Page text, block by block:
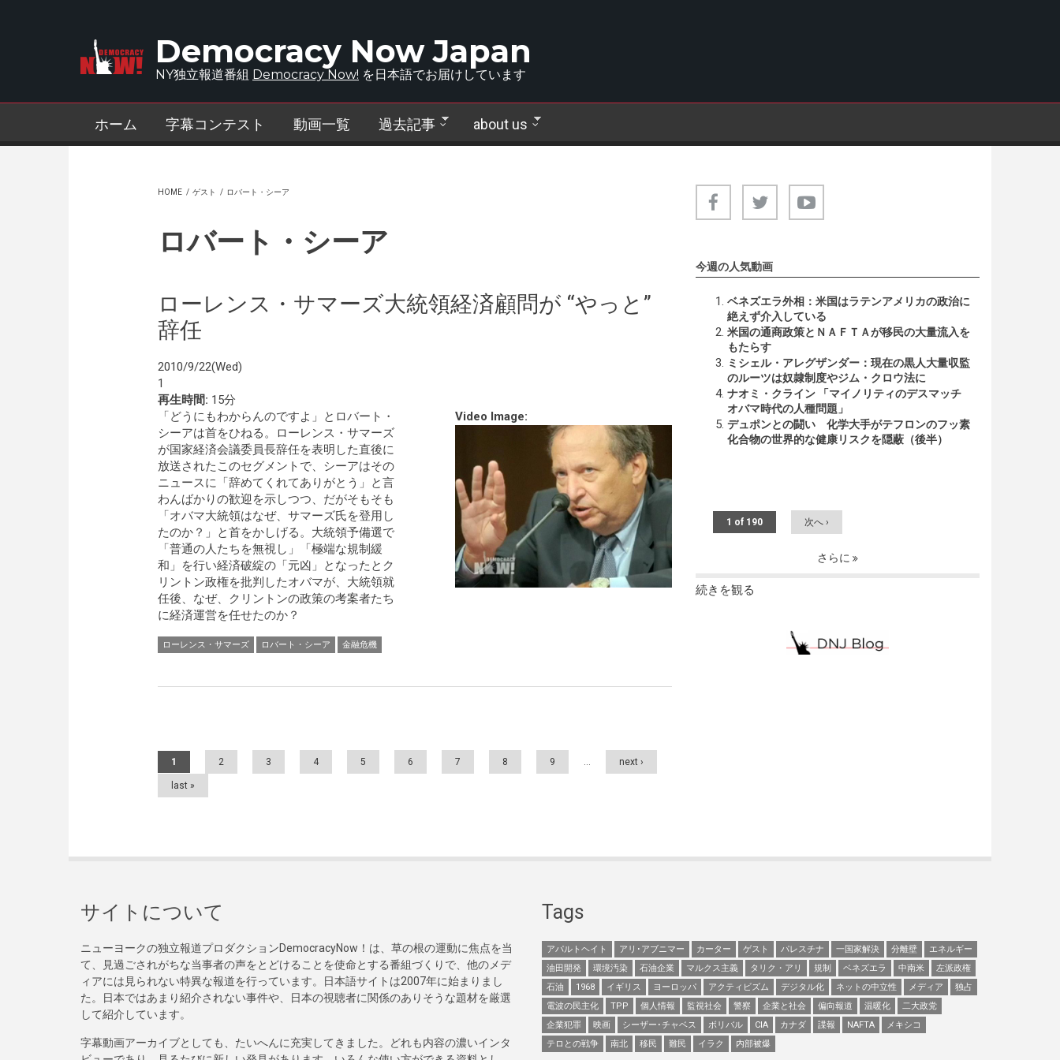
Democracy Now Japan
NY独立報道番組 Democracy Now! を日本語でお届けしています
ホーム 字幕コンテスト 動画一覧 過去記事 about us
HOME / ゲスト / ロバート・シーア
ロバート・シーア
ローレンス・サマーズ大統領経済顧問が “やっと”
辞任
2010/9/22(Wed)
1
再生時間: 15分
Video Image:
「どうにもわからんのですよ」とロバート・
シーアは首をひねる。ローレンス・サマーズ
が国家経済会議委員長辞任を表明した直後に
放送されたこのセグメントで、シーアはその
ニュースに「辞めてくれてありがとう」と言
わんばかりの歓迎を示しつつ、だがそもそも
「オバマ大統領はなぜ、サマーズ氏を登用し
たのか？」と首をかしげる。大統領予備選で
「普通の人たちを無視し」「極端な規制緩
和」を行い経済破綻の「元凶」となったとク
リントン政権を批判したオバマが、大統領就
任後、なぜ、クリントンの政策の考案者たち
に経済運営を任せたのか？
ローレンス・サマーズ ロバート・シーア 金融危機
Pages
1 2 3 4 5 6 7 8 9 … next ›
last »
今週の人気動画
ベネズエラ外相：米国はラテンアメリカの政治に
絶えず介入している
米国の通商政策とＮＡＦＴＡが移民の大量流入を
もたらす
ミシェル・アレグザンダー：現在の黒人大量収監
のルーツは奴隷制度やジム・クロウ法に
ナオミ・クライン 「マイノリティのデスマッチ
オバマ時代の人種問題」
デュポンとの闘い 化学大手がテフロンのフッ素
化合物の世界的な健康リスクを隠蔽（後半）
1 of 190 次へ ›
さらに
続きを観る
サイトについて
ニューヨークの独立報道プロダクションDemocracyNow！は、草の根の運動に焦点を当
て、見過ごされがちな当事者の声をとどけることを使命とする番組づくりで、他のメデ
ィアには見られない特異な報道を行っています。日本語サイトは2007年に始まりまし
た。日本ではあまり紹介されない事件や、日本の視聴者に関係のありそうな題材を厳選
して紹介しています。
字幕動画アーカイブとしても、たいへんに充実してきました。どれも内容の濃いインタ
Tags
アパルトヘイト アリ･アブニマー カーター ゲスト パレスチナ 一国家解決 分離壁
エネルギー
油田開発
環境汚染 石油企業 マルクス主義 タリク・アリ 規制 ベネズエラ 中南米
左派政権
石油
1968 イギリス ヨーロッパ アクティビズム デジタル化 ネットの中立性 メディア
独占
電波の民主化
TPP 個人情報 監視社会 警察 企業と社会 偏向報道 温暖化
二大政党
企業犯罪
映画 シーザー･チャベス ボリバル CIA カナダ 諜報 NAFTA
メキシコ
テロとの戦争
南北 移民 難民 イラク 内部被爆